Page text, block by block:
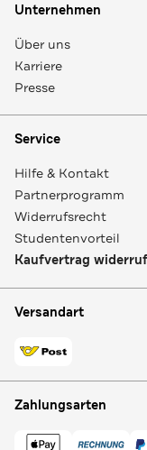
Unternehmen
Über uns
Karriere
Presse
Service
Hilfe & Kontakt
Partnerprogramm
Widerrufsrecht
Studentenvorteil
Kaufvertrag
Versandart
Zahlungsarten